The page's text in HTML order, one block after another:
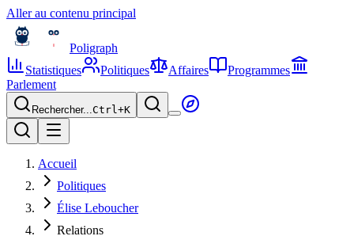
Aller au contenu principal
Poligraph
Statistiques
Politiques Affaires
Programmes
Parlement
Rechercher...Ctrl+K
Accueil
Politiques
Élise Leboucher
Relations